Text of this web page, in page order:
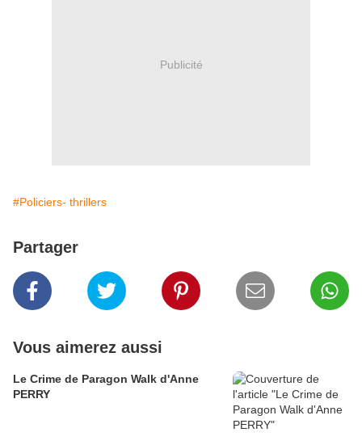
Publicité
#Policiers- thrillers
Partager
Vous aimerez aussi
Le Crime de Paragon Walk d'Anne
PERRY